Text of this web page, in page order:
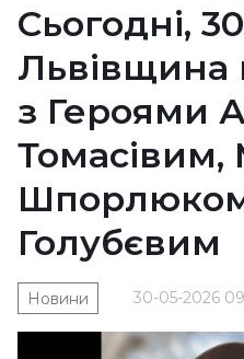
Сьогодні,
Львівщина
з Героями
Шпорлюком
Голубєвим
30-05-2026
Новини